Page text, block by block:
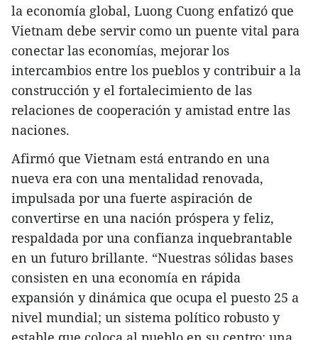
la economía global, Luong Cuong enfatizó que
Vietnam debe servir como un puente vital para
conectar las economías, mejorar los
intercambios entre los pueblos y contribuir a la
construcción y el fortalecimiento de las
relaciones de cooperación y amistad entre las
naciones.
Afirmó que Vietnam está entrando en una
nueva era con una mentalidad renovada,
impulsada por una fuerte aspiración de
convertirse en una nación próspera y feliz,
respaldada por una confianza inquebrantable
en un futuro brillante. “Nuestras sólidas bases
consisten en una economía en rápida
expansión y dinámica que ocupa el puesto 25 a
nivel mundial; un sistema político robusto y